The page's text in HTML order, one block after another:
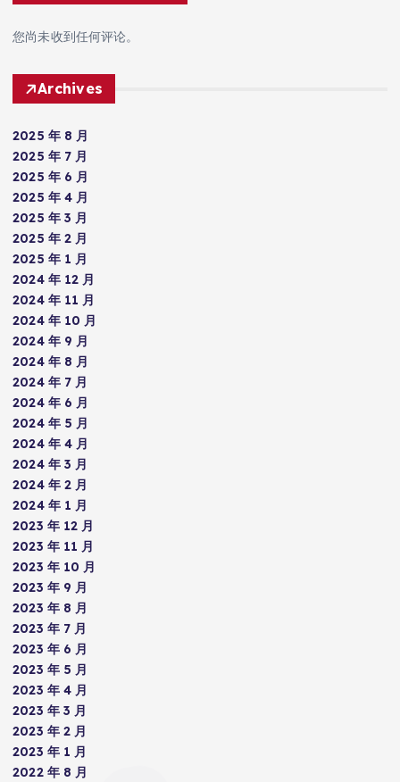
您尚未收到任何评论。
Archives
2025 年 8 月
2025 年 7 月
2025 年 6 月
2025 年 4 月
2025 年 3 月
2025 年 2 月
2025 年 1 月
2024 年 12 月
2024 年 11 月
2024 年 10 月
2024 年 9 月
2024 年 8 月
2024 年 7 月
2024 年 6 月
2024 年 5 月
2024 年 4 月
2024 年 3 月
2024 年 2 月
2024 年 1 月
2023 年 12 月
2023 年 11 月
2023 年 10 月
2023 年 9 月
2023 年 8 月
2023 年 7 月
2023 年 6 月
2023 年 5 月
2023 年 4 月
2023 年 3 月
2023 年 2 月
2023 年 1 月
2022 年 8 月